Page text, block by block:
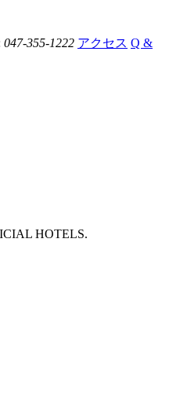
047-355-1222 アクセス Q &
HOTELS.